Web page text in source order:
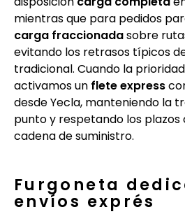
mientras que para pedidos
carga fraccionadasobre
evitando los retrasos típicos
tradicional. Cuando la
activamos un flete express
desde Yecla, manteniendo la
punto y respetando los plazos
cadena de suministro.
Furgoneta
envíos exprés